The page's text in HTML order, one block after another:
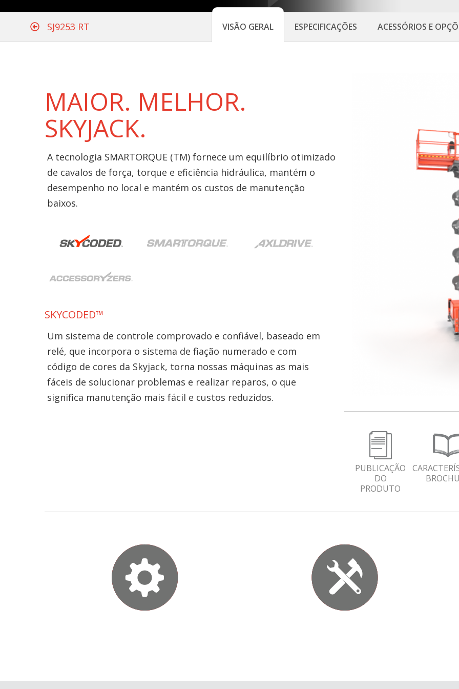
SJ9253 RT VISÃO GERAL ESPECIFICAÇÕES ACESSÓRIOS E
MAIOR. MELHOR.
SKYJACK.
A tecnologia SMARTORQUE (TM) fornece um equilíbrio otimizado
de cavalos de força, torque e eficiência hidráulica, mantém o
desempenho no local e mantém os custos de manutenção
baixos.
SKYCODED™
Um sistema de controle comprovado e confiável, baseado em
relé, que incorpora o sistema de fiação numerado e com
código de cores da Skyjack, torna nossas máquinas as mais
fáceis de solucionar problemas e realizar reparos, o que
significa manutenção mais fácil e custos reduzidos.
PUBLICAÇÃO
DO
PRODUTO